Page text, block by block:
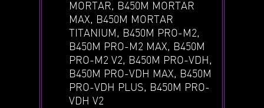
MORTAR, B450M MORTAR
MAX, B450M MORTAR
TITANIUM, B450M PRO-M2,
B450M PRO-M2 MAX, B450M
PRO-M2 V2, B450M PRO-VDH,
B450M PRO-VDH MAX, B450M
PRO-VDH PLUS, B450M PRO-
VDH V2